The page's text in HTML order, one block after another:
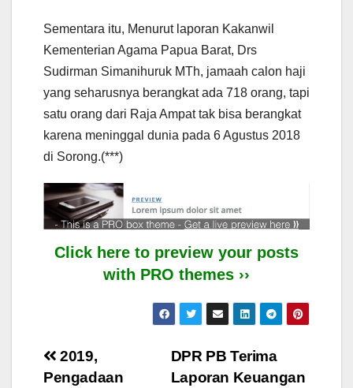
Sementara itu, Menurut laporan Kakanwil
Kementerian Agama Papua Barat, Drs
Sudirman Simanihuruk MTh, jamaah calon haji
yang seharusnya berangkat ada 718 orang, tapi
satu orang dari Raja Ampat tak bisa berangkat
karena meninggal dunia pada 6 Agustus 2018
di Sorong.(***)
Click here to preview your posts
with PRO themes ››
Post
DPR PB Terima
Laporan Keuangan
2019,
Pengadaan